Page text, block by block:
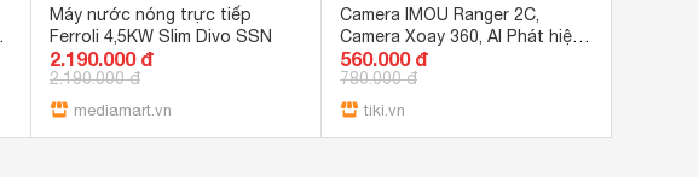
Máy nước nóng trực tiếp
Ferroli 4,5KW Slim Divo SSN
2.190.000 đ
2.190.000 đ
mediamart.vn
Camera IMOU Ranger 2C,
Camera Xoay 360, AI Phát hiện
người, màng trập riêng tư
2MP4MP - Hàng Chính Hãng -
2MP
560.000 đ
780.000 đ
tiki.vn